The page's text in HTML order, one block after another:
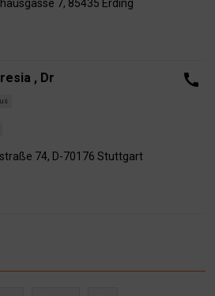
7, 85435 Erding
, Dr
74, D-70176 Stuttgart
call